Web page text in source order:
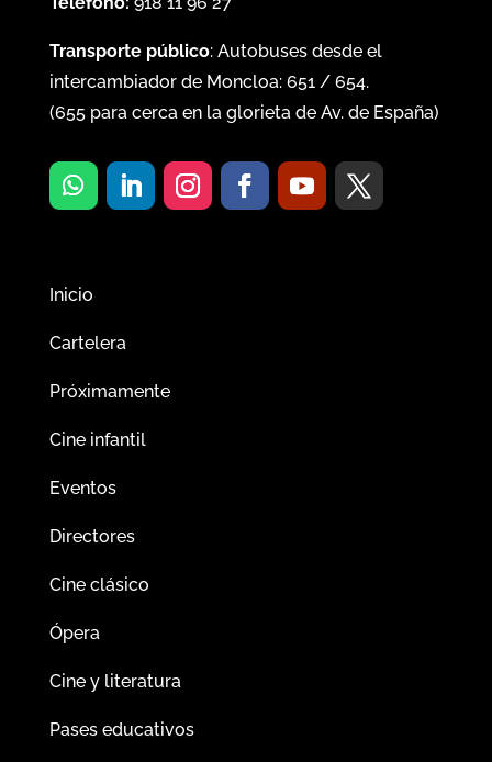
Transporte público: Autobuses desde el
intercambiador de Moncloa: 651/ 654.
(655para cerca en la glorieta de Av. de España)
Inicio
Cartelera
Próximamente
Cine infantil
Eventos
Directores
Cine clásico
Ópera
Cine y literatura
Pases educativos